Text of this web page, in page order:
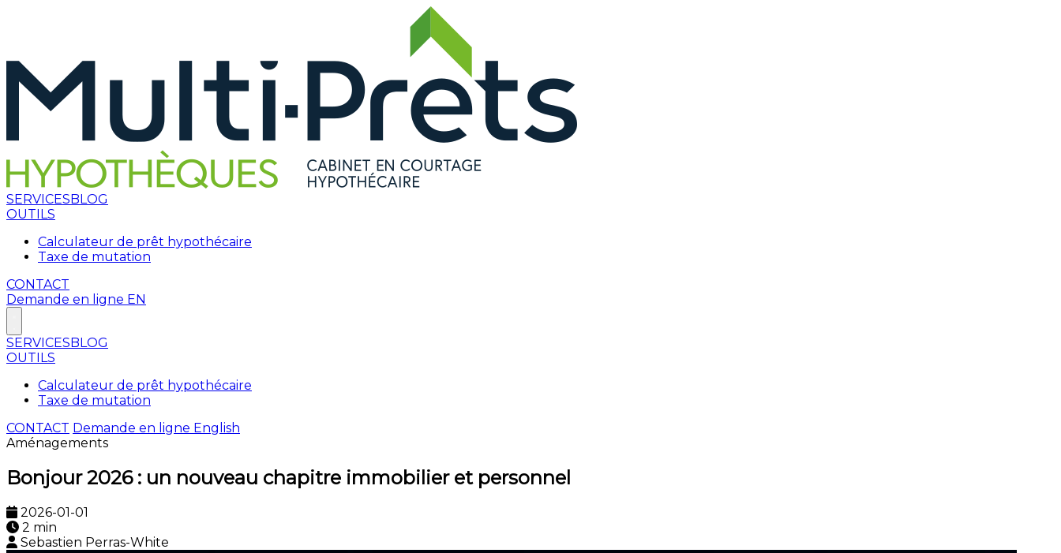
SERVICESBLOG
OUTILS
Calculateur de prêt hypothécaire
Taxe de mutation
CONTACT
Demande en ligne EN
SERVICESBLOG
OUTILS
Calculateur de prêt hypothécaire
Taxe de mutation
CONTACT Demande en ligne English
Aménagements
Bonjour 2026 : un nouveau chapitre immobilier et personnel
2026-01-01
2 min
Sebastien Perras-White